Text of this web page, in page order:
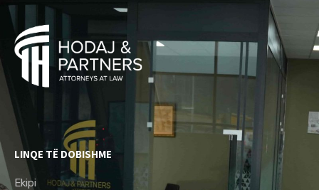
LINQE TË DOBISHME
Ekipi